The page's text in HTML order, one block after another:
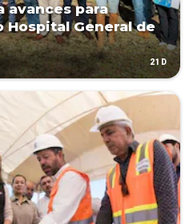
avances para
General de
21D